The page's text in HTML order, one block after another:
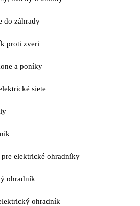
do záhrady
proti zveri
a poníky
siete
elektrické ohradníky
ohradník
ohradník